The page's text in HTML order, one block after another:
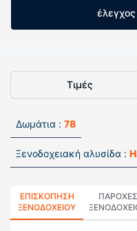
έλεγχος
Τιμές
Δωμάτια : 78
Ξενοδοχειακή αλυσίδα :
ΕΠΙΣΚΌΠΗΣΗ
ΞΕΝΟΔΟΧΕΊΟΥ
ΠΑΡΟΧΕΣ